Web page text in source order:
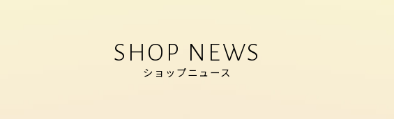
SHOP NEWS
ショップニュース